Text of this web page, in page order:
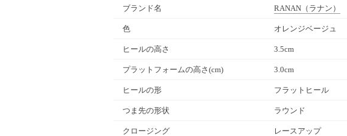
ブランド名 RANAN （ラナン）
色 オレンジベージュ
ヒールの高さ 3.5cm
プラットフォームの高さ(cm) 3.0cm
ヒールの形 フラットヒール
つま先の形状 ラウンド
クロージング レースアップ